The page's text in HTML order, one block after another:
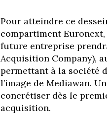
Pour atteindre ce
compartiment
future entreprise
Acquisition Company),
permettant à la société
l’image de Mediawan.
concrétiser dès le
acquisition.